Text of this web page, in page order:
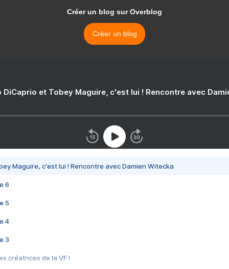
Créer un blog sur Overblog
Créer un blog
DiCaprio et Tobey Maguire, c'est lui ! Rencontre avec
Maguire, c'est lui ! Rencontre avec Damien Witecka
6
5
4
3
créatrices de la VF !